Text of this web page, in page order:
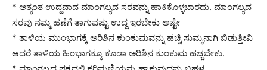
* ಅತ್ಯಂತ ಉದ್ದವಾದ ಮಾಂಗಲ್ಯದ ಸರವನ್ನು ಹಾಕಿಕೊಳ್ಳಬಾರದು. ಮಾಂಗಲ್ಯದ
ಸರವು ನಮ್ಮ ಹಣೆಗೆ ತಾಗುವಷ್ಟು ಉದ್ದ ಇರಬೇಕು ಅಷ್ಟೇ
* ತಾಳಿಯ ಮುಂಭಾಗಕ್ಕೆ ಅರಿಶಿನ ಕುಂಕುಮವನ್ನು ಹಚ್ಚಿ ಸುಮ್ಮನಾಗಿ ಬಿಡುತ್ತೀವಿ
ಆದರೆ ತಾಳಿಯ ಹಿಂಭಾಗಕ್ಕೂ ಕೂಡಾ ಅರಿಶಿನ ಕುಂಕುಮ ಹಚ್ಚಬೇಕು.